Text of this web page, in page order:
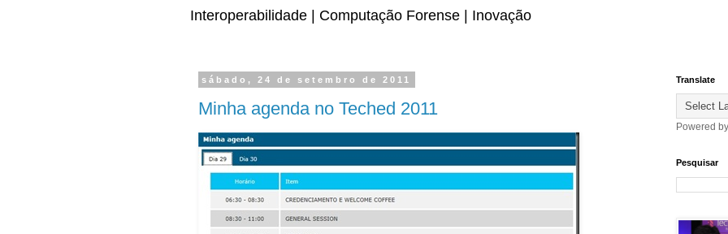
Interoperabilidade | Computação Forense | Inovação
sábado, 24 de setembro de 2011
Minha agenda no Teched 2011
Translate
Powered
Pesquisar